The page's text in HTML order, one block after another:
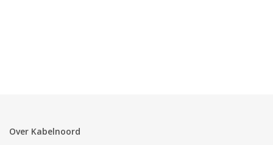
Over Kabelnoord